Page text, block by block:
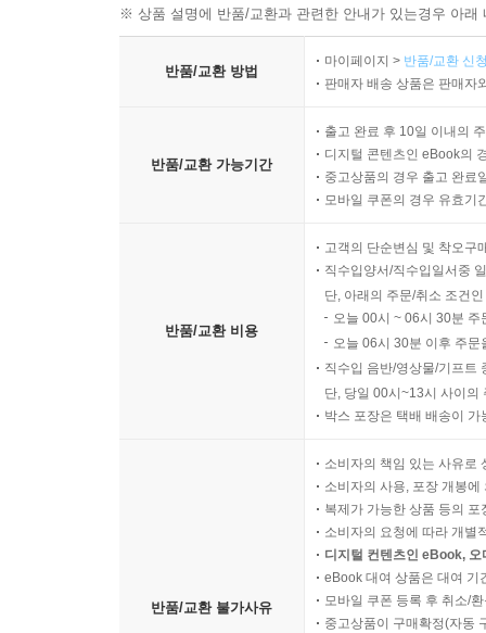
※ 상품 설명에 반품/교환과 관련한 안내가 있는경우 아
반품/교환 방법
마이페이지 > 반품/교환 신
판매자 배송 상품은 판매자
반품/교환 가능기간
출고 완료 후 10일 이내의
디지털 콘텐츠인 eBook의
중고상품의 경우 출고 완료
모바일 쿠폰의 경우 유효기
반품/교환 비용
고객의 단순변심 및 착오구
직수입양서/직수입일서중
단, 아래의 주문/취소 조건
오늘 00시 ~ 06시 30분
오늘 06시 30분 이후 주
직수입 음반/영상물/기프트
단, 당일 00시~13시 사이의
박스 포장은 택배 배송이
반품/교환 불가사유
소비자의 책임 있는 사유로
소비자의 사용, 포장 개봉
복제가 가능한 상품 등의
소비자의 요청에 따라 개별
디지털 컨텐츠인 eBook,
eBook 대여 상품은 대여 기
모바일 쿠폰 등록 후 취소/
중고상품이 구매확정(자동